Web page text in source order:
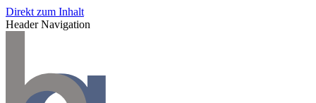
Direkt zum Inhalt
Header Navigation